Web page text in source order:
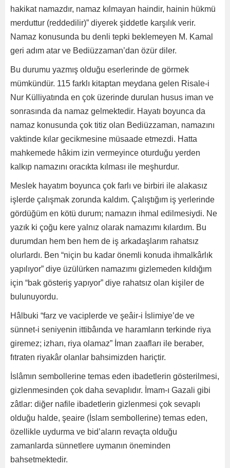
hakikat namazdır, namaz kılmayan haindir, hainin hükmü
merduttur (reddedilir)” diyerek şiddetle karşılık verir.
Namaz konusunda bu denli tepki beklemeyen M. Kamal
geri adım atar ve Bediüzzaman’dan özür diler.
Bu durumu yazmış olduğu eserlerinde de görmek
mümkündür. 115 farklı kitaptan meydana gelen Risale-i
Nur Külliyatında en çok üzerinde durulan husus iman ve
sonrasında da namaz gelmektedir. Hayatı boyunca da
namaz konusunda çok titiz olan Bediüzzaman, namazını
vaktinde kılar gecikmesine müsaade etmezdi. Hatta
mahkemede hâkim izin vermeyince oturduğu yerden
kalkıp namazını oracıkta kılması ile meşhurdur.
Meslek hayatım boyunca çok farlı ve birbiri ile alakasız
işlerde çalışmak zorunda kaldım. Çalıştığım iş yerlerinde
gördüğüm en kötü durum; namazın ihmal edilmesiydi. Ne
yazık ki çoğu kere yalnız olarak namazımı kılardım. Bu
durumdan hem ben hem de iş arkadaşlarım rahatsız
olurlardı. Ben “niçin bu kadar önemli konuda ihmalkârlık
yapılıyor” diye üzülürken namazımı gizlemeden kıldığım
için “bak gösteriş yapıyor” diye rahatsız olan kişiler de
bulunuyordu.
Hâlbuki “farz ve vaciplerde ve şeâir-i İslimiye’de ve
sünnet-i seniyenin ittibâında ve haramların terkinde riya
giremez; izharı, riya olamaz” İman zaafları ile beraber,
fıtraten riyakâr olanlar bahsimizden hariçtir.
İslâmın sembollerine temas eden ibadetlerin gösterilmesi,
gizlenmesinden çok daha sevaplıdır. İmam-ı Gazali gibi
zâtlar: diğer nafile ibadetlerin gizlenmesi çok sevaplı
olduğu halde, şeaire (İslam sembollerine) temas eden,
özellikle uydurma ve bid’aların revaçta olduğu
zamanlarda sünnetlere uymanın öneminden
bahsetmektedir.